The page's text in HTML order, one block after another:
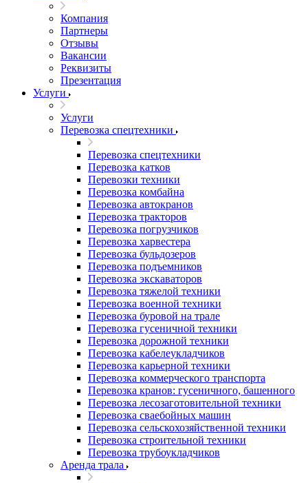
Компания
Партнеры
Отзывы
Вакансии
Реквизиты
Презентация
Услуги
Услуги
Перевозка спецтехники
Перевозка спецтехники
Перевозка катков
Перевозки техники
Перевозка комбайна
Перевозка автокранов
Перевозка тракторов
Перевозка погрузчиков
Перевозка харвестера
Перевозка бульдозеров
Перевозка подъемников
Перевозка экскаваторов
Перевозка тяжелой техники
Перевозка военной техники
Перевозка буровой на трале
Перевозка гусеничной техники
Перевозка дорожной техники
Перевозка кабелеукладчиков
Перевозка карьерной техники
Перевозка коммерческого транспорта
Перевозка кранов: гусеничного, башенного
Перевозка лесозаготовительной техники
Перевозка сваебойных машин
Перевозка сельскохозяйственной техники
Перевозка строительной техники
Перевозка трубоукладчиков
Аренда трала